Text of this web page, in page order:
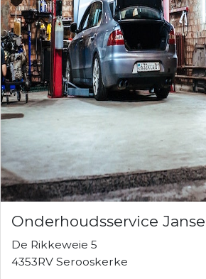
Onderhoudsservice Janse
De Rikkeweie 5
4353RV Serooskerke